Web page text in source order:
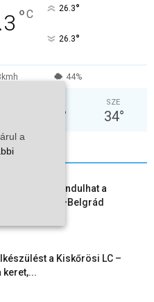
°C 26.3°
26.3°
44%
°
SZE
34°
ősszel újraindulhat a
a Budapest–Belgrád
a Kiskőrösi LC –
keret,...
a